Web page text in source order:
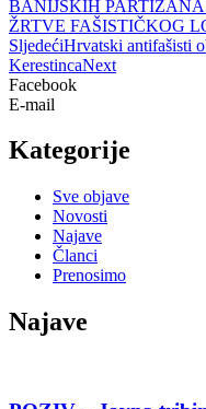
BANIJSKIH
ŽRTVE FAŠISTIČKOG
SljedećiHrvatski antifašisti
KerestincaNext
Facebook
E-mail
Kategorije
Sve objave
Novosti
Najave
Članci
Prenosimo
Najave